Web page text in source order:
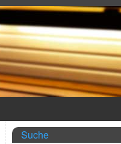
Suche